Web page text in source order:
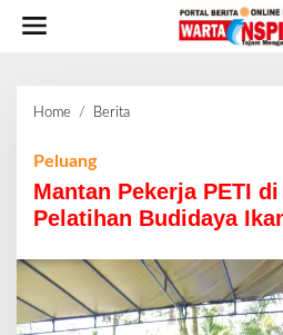
Home / Berita
a
n
e
Peluang
Mantan Pekerja PETI
Pelatihan Budidaya